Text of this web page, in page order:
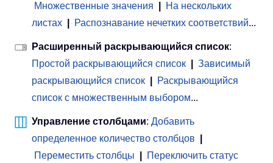
Множественные значения
На нескольких
листах
Распознавание нечетких соответствий...
Расширенный раскрывающийся список:
Простой раскрывающийся список
Зависимый
раскрывающийся список
Раскрывающийся
список с множественным выбором...
Управление столбцами: Добавить
определенное количество столбцов
Переместить столбцы
Переключить статус